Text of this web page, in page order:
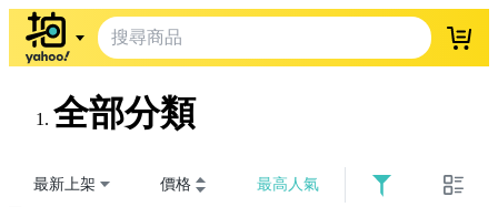
登入
全部分類
最新上架 價格 最高人氣